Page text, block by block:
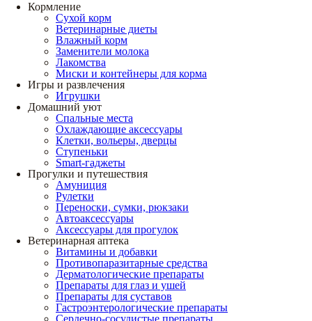
Кормление
Сухой корм
Ветеринарные диеты
Влажный корм
Заменители молока
Лакомства
Миски и контейнеры для корма
Игры и развлечения
Игрушки
Домашний уют
Спальные места
Охлаждающие аксессуары
Клетки, вольеры, дверцы
Ступеньки
Smart-гаджеты
Прогулки и путешествия
Амуниция
Рулетки
Переноски, сумки, рюкзаки
Автоаксессуары
Аксессуары для прогулок
Ветеринарная аптека
Витамины и добавки
Противопаразитарные средства
Дерматологические препараты
Препараты для глаз и ушей
Препараты для суставов
Гастроэнтерологические препараты
Сердечно-сосудистые препараты